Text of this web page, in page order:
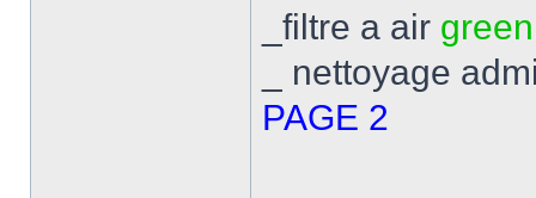
_filtre a air green
_ nettoyage
PAGE 2